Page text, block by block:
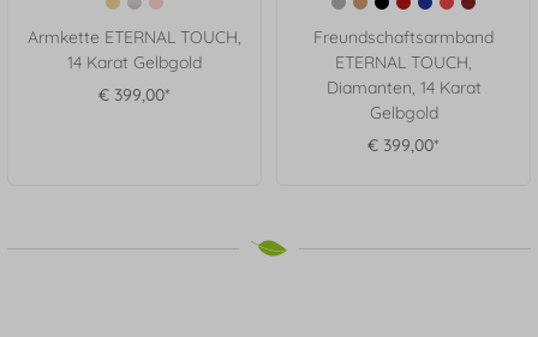
Armkette ETERNAL TOUCH,
14 Karat Gelbgold
€ 399,00*
Freundschaftsarmband
ETERNAL TOUCH,
Diamanten, 14 Karat
Gelbgold
€ 399,00*